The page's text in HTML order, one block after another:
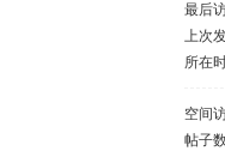
最后
上次
所在
空间
帖子